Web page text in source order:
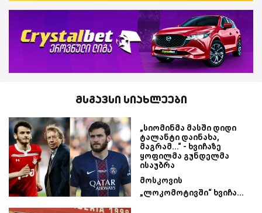
მსგავსი სიახლეები
„სიომინმა მასში დიდი
ტალანტი დაინახა,
მაგრამ...“ - ხვიჩაზე
ყოფილმა გუნდელმა
ისაუბრა
მოსკოვის
„ლოკომოტივში“ ხვიჩა...